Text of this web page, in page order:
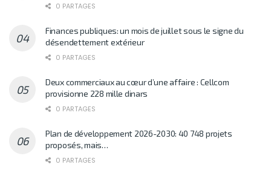
0 PARTAGES
Finances publiques: un mois de juillet sous le signe du
désendettement extérieur
0 PARTAGES
Deux commerciaux au cœur d’une affaire : Cellcom
provisionne 228 mille dinars
0 PARTAGES
Plan de développement 2026-2030: 40 748 projets
proposés, mais…
0 PARTAGES